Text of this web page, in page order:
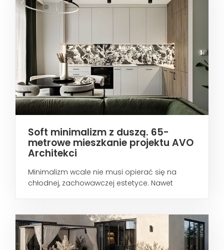
Soft minimalizm z duszą. 65-
metrowe mieszkanie projektu AVO
Architekci
Minimalizm wcale nie musi opierać się na
chłodnej, zachowawczej estetyce. Nawet